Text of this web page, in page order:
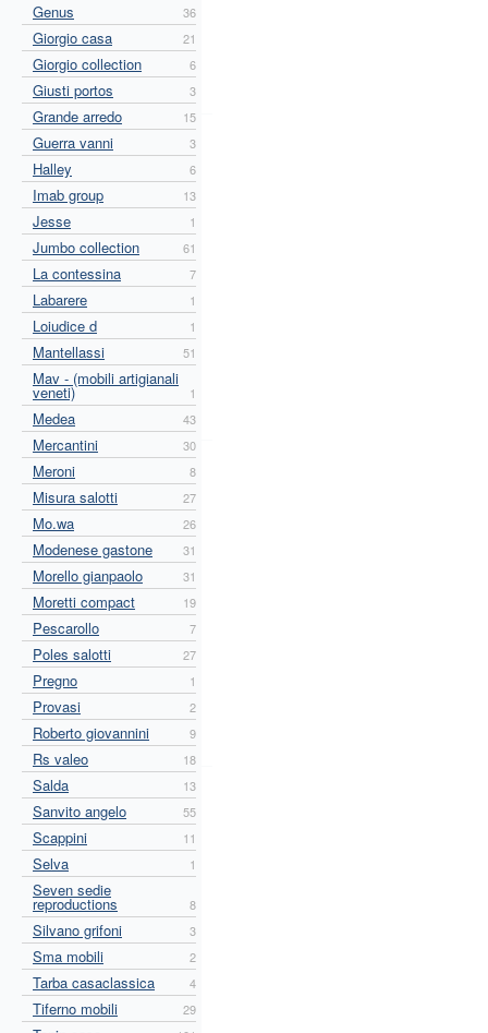
Genus 36
Giorgio casa 21
Giorgio collection 6
Giusti portos 3
Grande arredo 15
Guerra vanni 3
Halley 6
Imab group 13
Jesse 1
Jumbo collection 61
La contessina 7
Labarere 1
Loiudice d 1
Mantellassi 51
Mav - (mobili artigianali
veneti) 1
Medea 43
Mercantini 30
Meroni 8
Misura salotti 27
Mo.wa 26
Modenese gastone 31
Morello gianpaolo 31
Moretti compact 19
Pescarollo 7
Poles salotti 27
Pregno 1
Provasi 2
Roberto giovannini 9
Rs valeo 18
Salda 13
Sanvito angelo 55
Scappini 11
Selva 1
Seven sedie
reproductions 8
Silvano grifoni 3
Sma mobili 2
Tarba casaclassica 4
Tiferno mobili 29